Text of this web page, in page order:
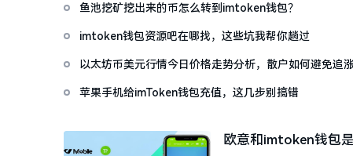
鱼池挖矿挖出来的币怎么转到imtoken钱包？
imtoken钱包资源吧在哪找，这些坑我帮你趟过
以太坊币美元行情今日价格走势分析，散户如何避免追涨
苹果手机给imToken钱包充值，这几步别搞错
欧意和imtoken钱包